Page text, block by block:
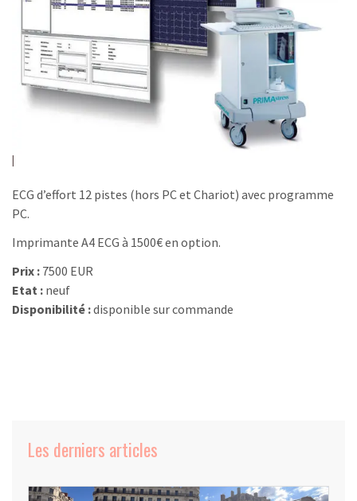
ECG d’effort 12 pistes (hors PC et Chariot) avec programme
PC.
Imprimante A4 ECG à 1500€ en option.
Prix : 7500 EUR
Etat : neuf
Disponibilité :disponible sur commande
Les derniers articles